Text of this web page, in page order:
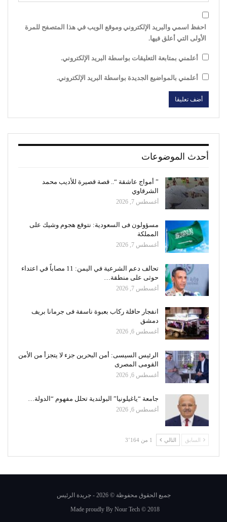
احفظ اسمي والبريد الإلكتروني وموقع الويب في هذا المتصفح للمرة
الأولى التي أعلق فيها.
أعلمني بمتابعة التعليقات بواسطة البريد الإلكتروني.
أعلمني بالمواضيع الجديدة بواسطة البريد الإلكتروني.
أحدث الموضوعات
” أمواج عاشقة “.. قصة قصيرة للأديب محمد
الشرقاوي
أغسطس 7, 2026
مسؤولون فى السعودية: نتوقع هجوم وشيك على
المملكة
أغسطس 7, 2026
تحالف دعم الشرعية في اليمن: 11 مصاباً في اعتداء
حوثى على منطقة…
أغسطس 7, 2026
انفجار حافلة ركاب بعبوة ناسفة فى جرمانا بريف
دمشق
أغسطس 6, 2026
الرئيس السيسى: أمن البحرين جزء لا يتجزأ من الأمن
القومى المصرى
أغسطس 6, 2026
جامعة “ياغيلونيا” البولندية تحلل مفهوم “الدولة…
أغسطس 6, 2026
السابق التالي 1 من 3٬164
جميع الحقوق محفوظة © 2026 - جريدة الرئيس
Made proudly By Nour Tech © 2018